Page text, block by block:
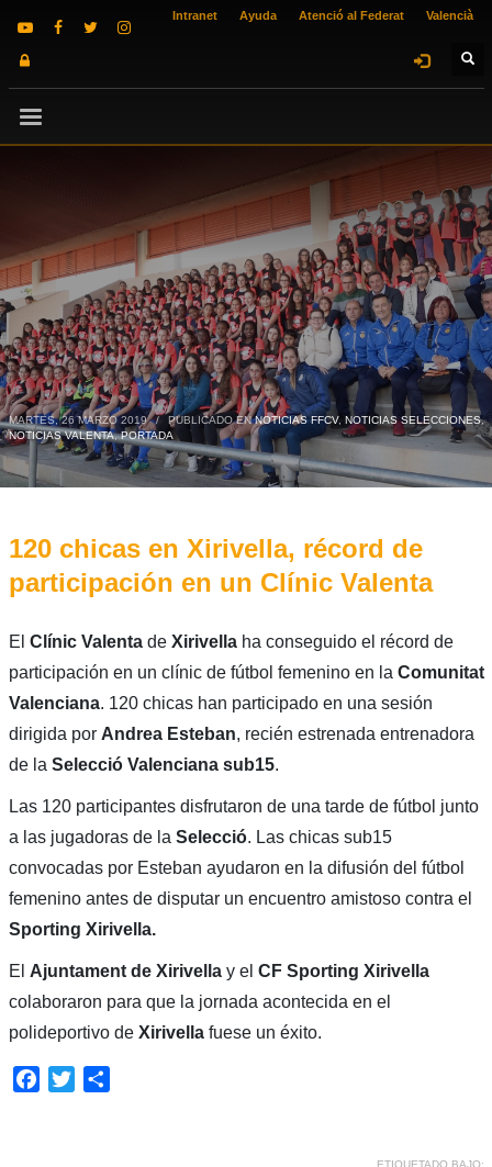
Intranet Ayuda Atenció al Federat Valencià
MARTES, 26 MARZO 2019 / PUBLICADO ENNOTICIAS FFCV, NOTICIAS SELECCIONES,
NOTICIAS VALENTA,PORTADA
120 chicas en Xirivella, récord de
participación en un Clínic Valenta
El Clínic Valentade Xirivellaha conseguido el récord de
participación en un clínic de fútbol femenino en la Comunitat
Valenciana. 120 chicas han participado en una sesión
dirigida por Andrea Esteban, recién estrenada entrenadora
de la Selecció Valenciana sub15.
Las 120 participantes disfrutaron de una tarde de fútbol junto
a las jugadoras de la Selecció. Las chicas sub15
convocadas por Esteban ayudaron en la difusión del fútbol
femenino antes de disputar un encuentro amistoso contra el
Sporting Xirivella.
El Ajuntament de Xirivellay el CF Sporting Xirivella
colaboraron para que la jornada acontecida en el
polideportivo de Xirivellafuese un éxito.
Facebook
Twitter
ETIQUETADO BAJO: